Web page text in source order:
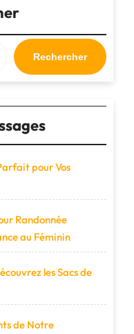
Litres
:
Votre
Compagnon
Idéal
Aventures"
Rechercher
pour Vos
Randonnée
au Féminin
les Sacs de
de Notre